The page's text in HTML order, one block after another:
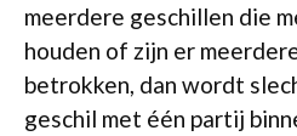
meerdere geschillen die
houden of zijn er
betrokken, dan wordt
geschil met één partij